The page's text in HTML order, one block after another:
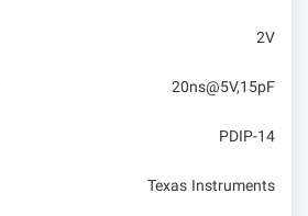
2V
20ns@5V,15pF
PDIP-14
Texas Instruments